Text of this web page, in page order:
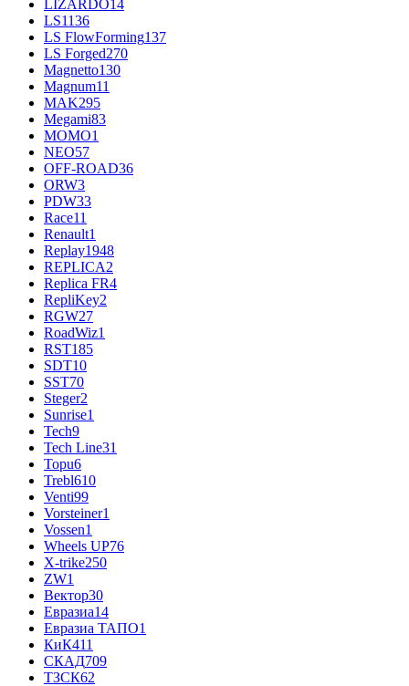
LIZARDO14
LS1136
LS FlowForming137
LS Forged270
Magnetto130
Magnum11
MAK295
Megami83
MOMO1
NEO57
OFF-ROAD36
ORW3
PDW33
Race11
Renault1
Replay1948
REPLICA2
Replica FR4
RepliKey2
RGW27
RoadWiz1
RST185
SDT10
SST70
Steger2
Sunrise1
Tech9
Tech Line31
Topu6
Trebl610
Venti99
Vorsteiner1
Vossen1
Wheels UP76
X-trike250
ZW1
Вектор30
Евразиа14
Евразиа ТАПО1
КиК411
СКАД709
ТЗСК62